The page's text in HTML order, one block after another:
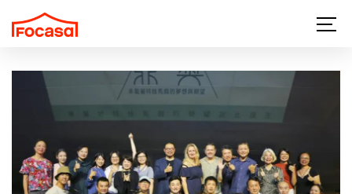
關於 FOCASA
近期演出
所有作品
最新消息